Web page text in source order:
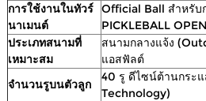
การใช้งานในทัวร์
นาเมนต์
Official Ball สำหรับ
PICKLEBALL
ประเภทสนามที่
เหมาะสม
สนามกลางแจ้ง
แอสฟัลต์
จำนวนรูบนตัวลูก
40 รู ดีไซน์ต้านกระ
Technology)